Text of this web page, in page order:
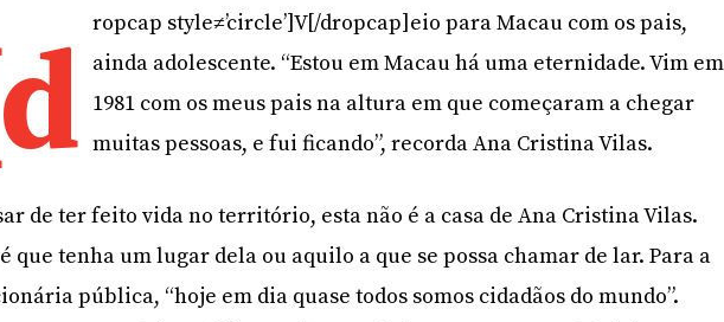
ropcap style≠’circle’]V[/dropcap]eio para Macau com os pais,
ainda adolescente. “Estou em Macau há uma eternidade. Vim em
1981 com os meus pais na altura em que começaram a chegar
muitas pessoas, e fui ficando”, recorda Ana Cristina Vilas.
de ter feito vida no território, esta não é a casa de Ana Cristina Vilas.
que tenha um lugar dela ou aquilo a que se possa chamar de lar. Para a
pública, “hoje em dia quase todos somos cidadãos do mundo”.